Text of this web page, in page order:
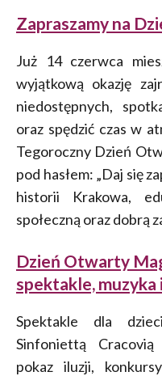
Zapraszamy na
Już 14 czerwca
wyjątkową okazję
niedostępnych,
oraz spędzić czas w
Tegoroczny Dzień
pod hasłem: „Daj się
historii Krakowa,
społeczną oraz dobrą
Dzień Otwarty
spektakle, muzyka
Spektakle dla
Sinfoniettą
pokaz iluzji,